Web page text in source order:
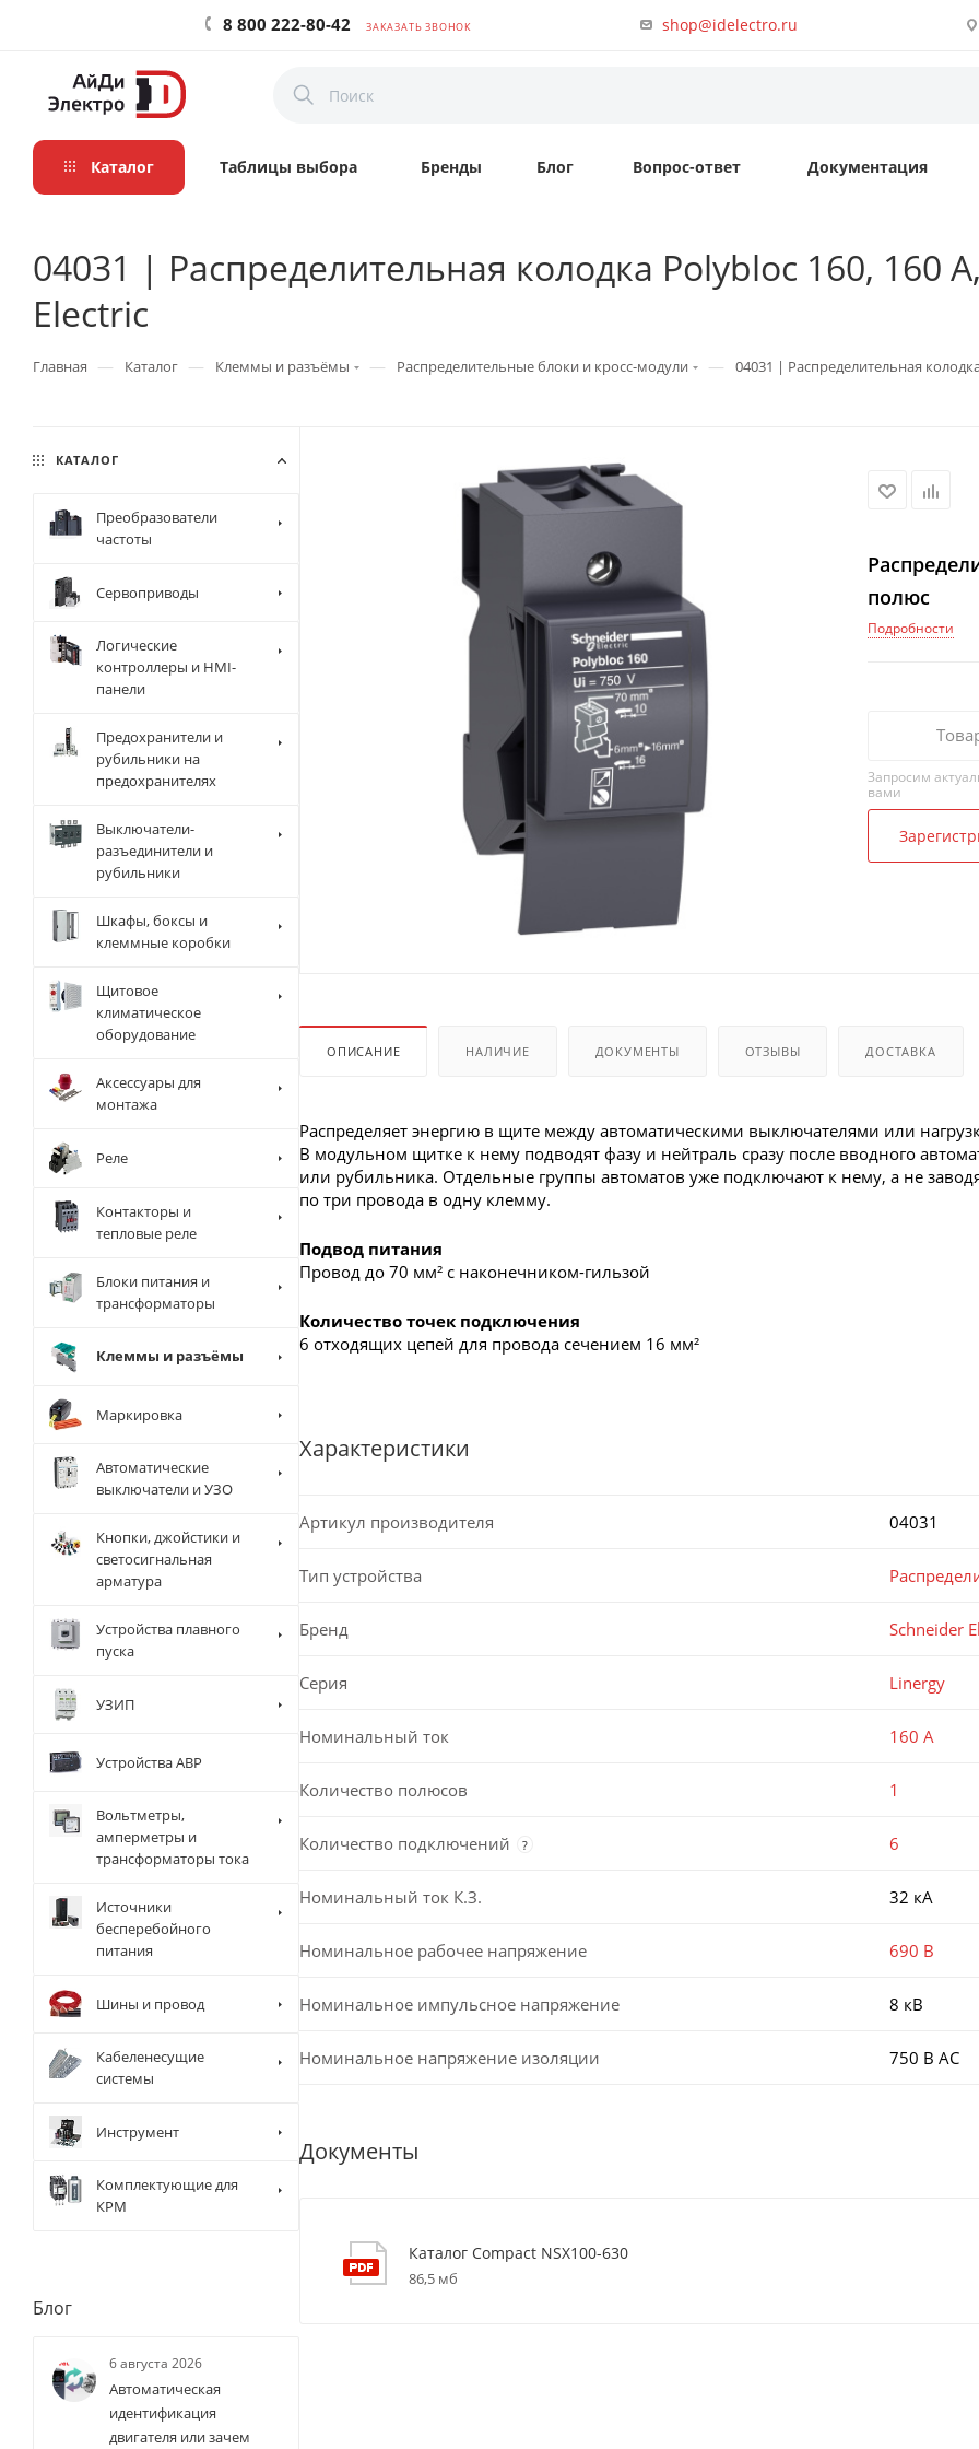
8 800 222-80-42 ЗАКАЗАТЬ ЗВОНОК shop@idelectro.ru
Каталог Таблицы выбора Бренды Блог Вопрос-ответ Документация
04031 | Распределительная колодка Polybloc 160, 160
Electric
Главная — Каталог — Клеммы и разъёмы — Распределительные блоки и кросс-модули — 04031 | Распределительная
полюс
Подробности
Запросим
вами
ОПИСАНИЕ НАЛИЧИЕ ДОКУМЕНТЫ ОТЗЫВЫ ДОСТАВКА
Распределяет энергию в щите между автоматическими выключателями или
В модульном щитке к нему подводят фазу и нейтраль сразу после вводного
или рубильника. Отдельные группы автоматов уже подключают к нему, а не
по три провода в одну клемму.
Подвод питания
Провод до 70 мм² с наконечником-гильзой
Количество точек подключения
6 отходящих цепей для провода сечением 16 мм²
Характеристики
Артикул производителя 04031
Тип устройства
Бренд Schneider
Серия Linergy
Номинальный ток 160 А
Количество полюсов 1
Количество подключений ? 6
Номинальный ток К.З. 32 кА
Номинальное рабочее напряжение 690 В
Номинальное импульсное напряжение 8 кВ
Номинальное напряжение изоляции 750 В AC
Документы
Каталог Compact NSX100-630
86,5 мб
КАТАЛОГ
Преобразователи
частоты
Сервоприводы
Логические
контроллеры и HMI-
панели
Предохранители и
рубильники на
предохранителях
Выключатели-
разъединители и
рубильники
Шкафы, боксы и
клеммные коробки
Щитовое
климатическое
оборудование
Аксессуары для
монтажа
Реле
Контакторы и
тепловые реле
Блоки питания и
трансформаторы
Клеммы и разъёмы
Маркировка
Автоматические
выключатели и УЗО
Кнопки, джойстики и
светосигнальная
арматура
Устройства плавного
пуска
УЗИП
Устройства АВР
Вольтметры,
амперметры и
трансформаторы тока
Источники
бесперебойного
питания
Шины и провод
Кабеленесущие
системы
Инструмент
Комплектующие для
КРМ
Блог
6 августа 2026
Автоматическая
идентификация
двигателя или зачем